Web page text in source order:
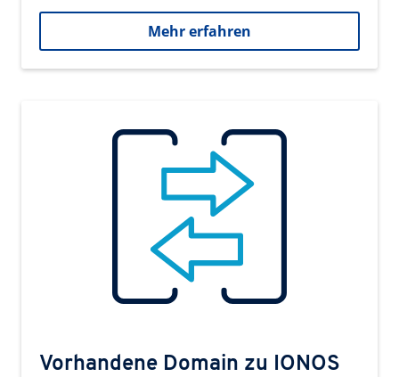
Mehr erfahren
Vorhandene Domain zu IONOS